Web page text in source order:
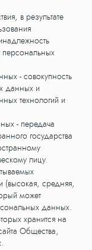
в результате
персональных
- совокупность
данных и
технологий и
- передача
государства
лицу.
(высокая, средняя,
может
данных.
хранится на
Общества,